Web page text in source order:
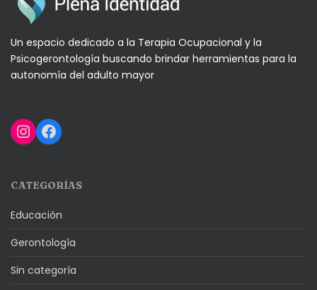
Un espacio dedicado a la Terapia Ocupacional y la
Psicogerontología buscando brindar herramientas para la
autonomía del adulto mayor
Instagram
Facebook
CATEGORÍAS
Educación
Gerontología
Sin categoría